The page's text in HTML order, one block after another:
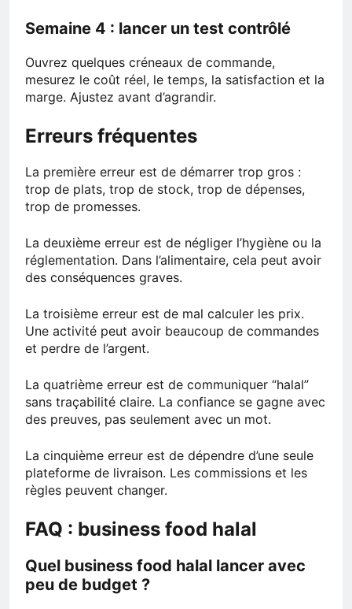
Semaine 4 : lancer un test contrôlé
Ouvrez quelques créneaux de commande,
mesurez le coût réel, le temps, la satisfaction et la
marge. Ajustez avant d’agrandir.
Erreurs fréquentes
La première erreur est de démarrer trop gros :
trop de plats, trop de stock, trop de dépenses,
trop de promesses.
La deuxième erreur est de négliger l’hygiène ou la
réglementation. Dans l’alimentaire, cela peut avoir
des conséquences graves.
La troisième erreur est de mal calculer les prix.
Une activité peut avoir beaucoup de commandes
et perdre de l’argent.
La quatrième erreur est de communiquer “halal”
sans traçabilité claire. La confiance se gagne avec
des preuves, pas seulement avec un mot.
La cinquième erreur est de dépendre d’une seule
plateforme de livraison. Les commissions et les
règles peuvent changer.
FAQ : business food halal
Quel business food halal lancer avec
peu de budget ?